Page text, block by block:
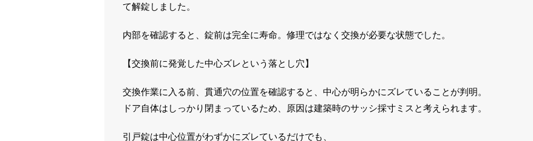
て解錠しました。
内部を確認すると、錠前は完全に寿命。修理ではなく交換が必要な状態でした。
【交換前に発覚した中心ズレという落とし穴】
交換作業に入る前、貫通穴の位置を確認すると、中心が明らかにズレていることが判明。
ドア自体はしっかり閉まっているため、原因は建築時のサッシ採寸ミスと考えられます。
引戸錠は中心位置がわずかにズレているだけでも、